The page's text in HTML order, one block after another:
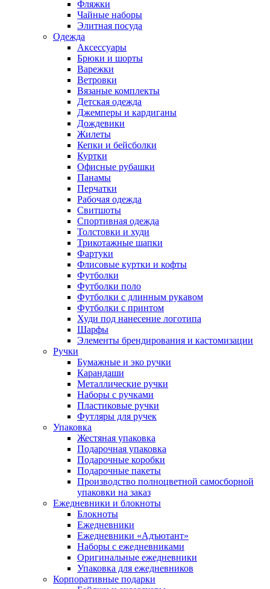
Фляжки
Чайные наборы
Элитная посуда
Одежда
Аксессуары
Брюки и шорты
Варежки
Ветровки
Вязаные комплекты
Детская одежда
Джемперы и кардиганы
Дождевики
Жилеты
Кепки и бейсболки
Куртки
Офисные рубашки
Панамы
Перчатки
Рабочая одежда
Свитшоты
Спортивная одежда
Толстовки и худи
Трикотажные шапки
Фартуки
Флисовые куртки и кофты
Футболки
Футболки поло
Футболки с длинным рукавом
Футболки с принтом
Худи под нанесение логотипа
Шарфы
Элементы брендирования и кастомизации
Ручки
Бумажные и эко ручки
Карандаши
Металлические ручки
Наборы с ручками
Пластиковые ручки
Футляры для ручек
Упаковка
Жестяная упаковка
Подарочная упаковка
Подарочные коробки
Подарочные пакеты
Производство полноцветной самосборной
упаковки на заказ
Ежедневники и блокноты
Блокноты
Ежедневники
Ежедневники «Адъютант»
Наборы с ежедневниками
Оригинальные ежедневники
Упаковка для ежедневников
Корпоративные подарки